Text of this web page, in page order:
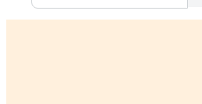
Toutes Images